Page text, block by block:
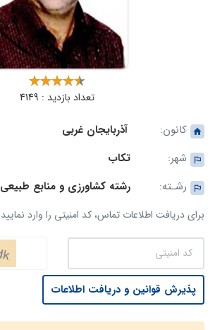
تعداد بازدید : 4149
کانون:
آذربایجان غربی
شهر:
تکاب
رشـته:
رشته کشاورزی و منابع طبیعی
برای دریافت اطلاعات تماس، کد امنیتی را وارد نمایید
پذیرش قوانین و دریافت اطلاعات